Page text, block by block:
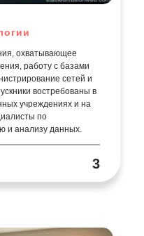
охватывающее
работу с базами
сетей и
востребованы в
учреждениях и на
по
и анализу данных.
3